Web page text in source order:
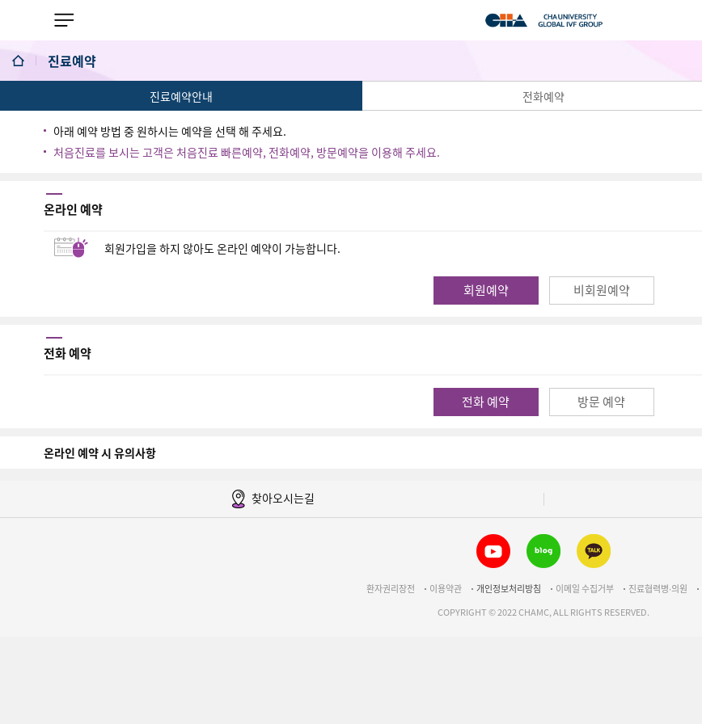
진료예약
진료예약
진료예약안내 전화예약
아래 예약 방법 중 원하시는 예약을 선택 해 주세요.
처음진료를 보시는 고객은 처음진료 빠른예약, 전화예약, 방문예약을 이용해 주세요.
온라인 예약
회원가입을 하지 않아도 온라인 예약이 가능합니다.
회원예약 비회원예약
전화 예약
전화 예약 방문 예약
온라인 예약 시 유의사항
찾아오시는길
환자권리장전 이용약관 개인정보처리방침 이메일 수집거부 진료협력병∙의원
COPYRIGHT © 2022 CHAMC, ALL RIGHTS RESERVED.